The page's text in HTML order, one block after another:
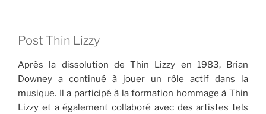
Post Thin Lizzy
Après la dissolution de Thin Lizzy en 1983, Brian
Downey a continué à jouer un rôle actif dans la
musique. Il a participé à la formation hommage à Thin
Lizzy et a également collaboré avec des artistes tels